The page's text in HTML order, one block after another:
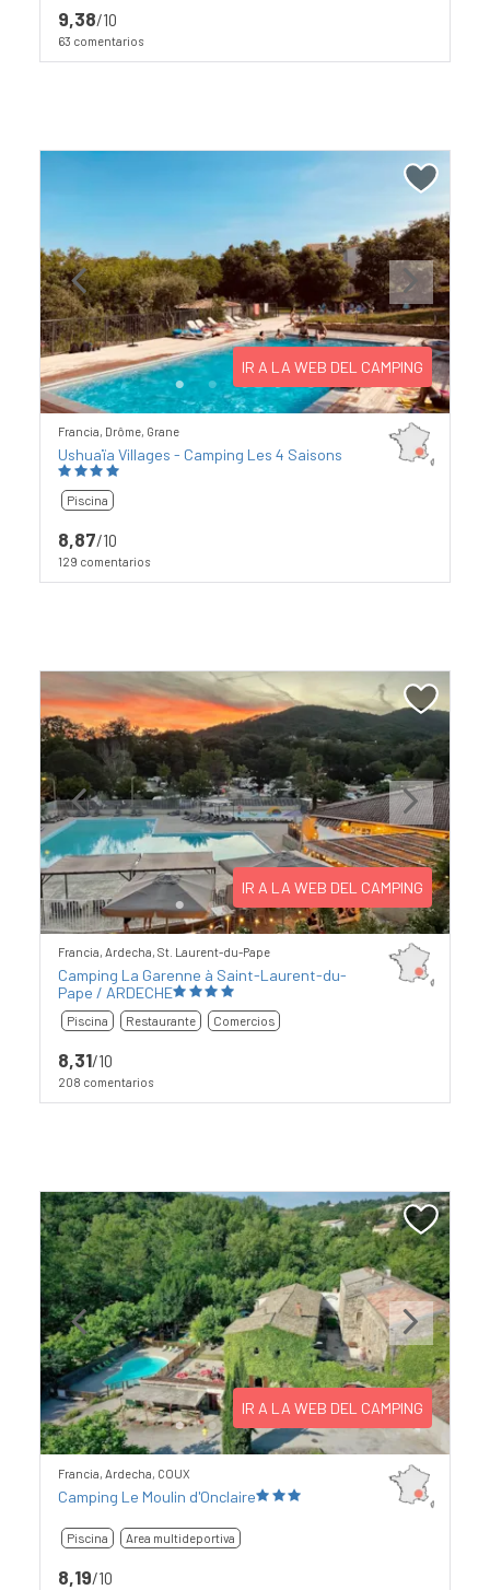
9,38/10
63 comentarios
Previous Next
IR A LA WEB DEL CAMPING
Francia, Drôme, Grane
Ushuaïa Villages - Camping Les 4 Saisons
Piscina
8,87/10
129 comentarios
Previous Next
IR A LA WEB DEL CAMPING
Francia, Ardecha, St. Laurent-du-Pape
Camping La Garenne à Saint-Laurent-du-
Pape / ARDECHE
Piscina Restaurante Comercios
8,31/10
208 comentarios
Previous Next
IR A LA WEB DEL CAMPING
Francia, Ardecha, COUX
Camping Le Moulin d'Onclaire
Piscina Area multideportiva
8,19/10